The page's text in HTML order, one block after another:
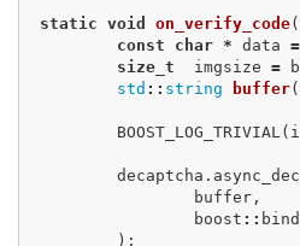
static void on_verify_code(
const
char * data =
size_t
imgsize =
std :: string buffer(
BOOST_LOG_TRIVIAL (
decaptcha .
buffer,
boost :: bind
);